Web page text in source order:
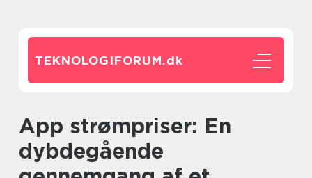
TEKNOLOGIFORUM.dk
App strømpriser: En
dybdegående